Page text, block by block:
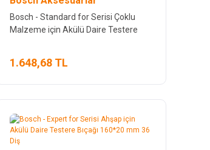
Bosch - Standard for Serisi Çoklu
Malzeme için Akülü Daire Testere
1.648,68 TL